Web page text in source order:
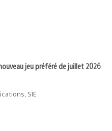
jeu préféré de juillet 2026
SIE